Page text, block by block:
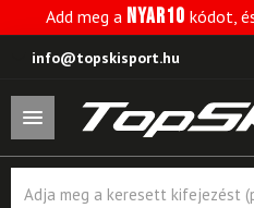
Add meg a NYAR10 kódot,
info@topskisport.hu
search